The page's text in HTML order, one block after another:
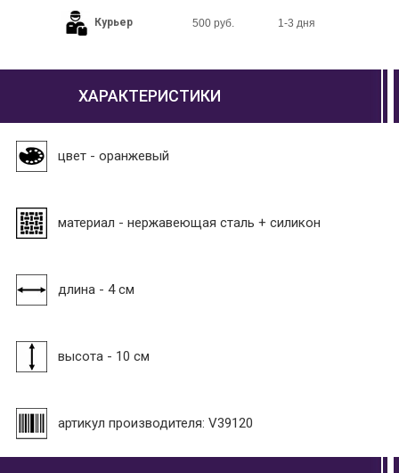
Курьер 500 руб. 1-3 дня
ХАРАКТЕРИСТИКИ
цвет - оранжевый
материал - нержавеющая сталь + силикон
длина - 4 см
высота - 10 см
артикул производителя: V39120